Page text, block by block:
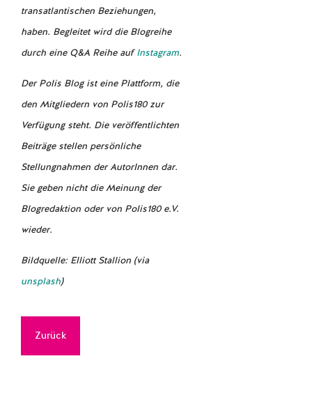
transatlantischen Beziehungen,
haben. Begleitet wird die Blogreihe
durch eine Q&A Reihe aufInstagram.
Der Polis Blog ist eine Plattform, die
den Mitgliedern von Polis180 zur
Verfügung steht. Die veröffentlichten
Beiträge stellen persönliche
Stellungnahmen der AutorInnen dar.
Sie geben nicht die Meinung der
Blogredaktion oder von Polis180 e.V.
wieder.
Bildquelle: Elliott Stallion (via
unsplash)
Zurück